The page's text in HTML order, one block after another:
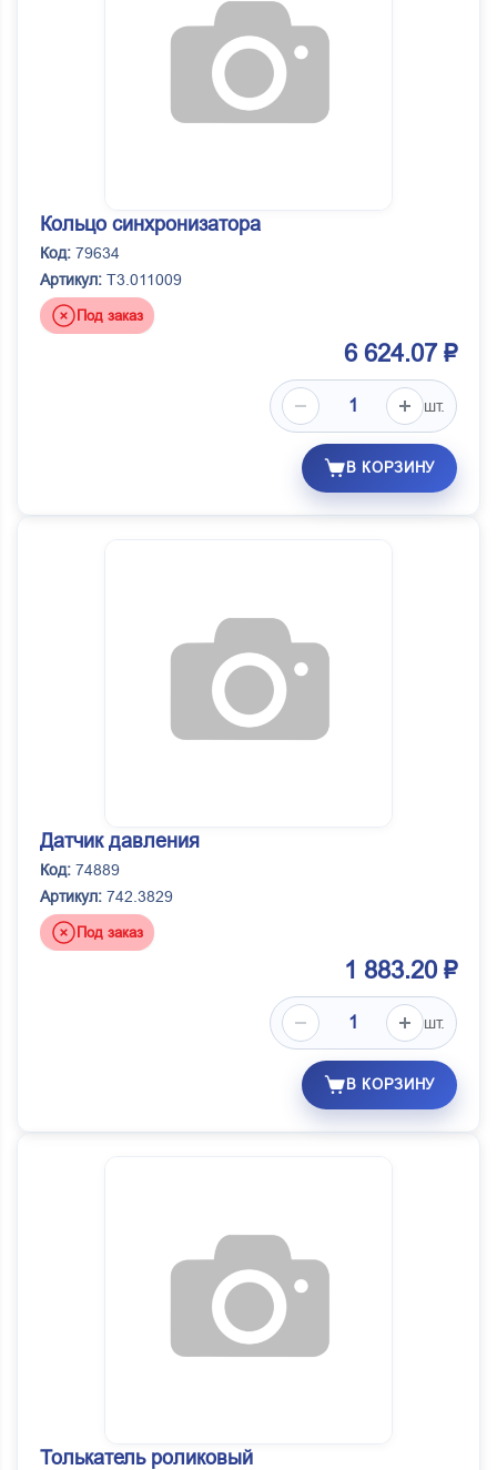
Кольцо синхронизатора
Код: 79634
Артикул: T3.011009
Под заказ
6 624.07 ₽
шт.
В КОРЗИНУ
Датчик давления
Код: 74889
Артикул: 742.3829
Под заказ
1 883.20 ₽
шт.
В КОРЗИНУ
Толькатель роликовый